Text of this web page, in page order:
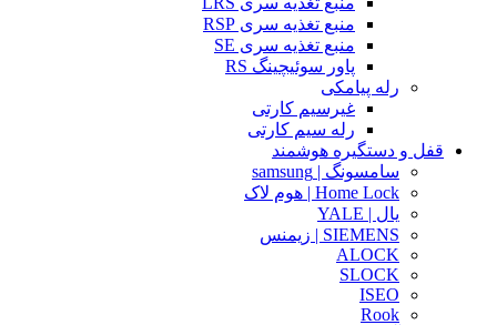
منبع تغذیه سری RSP
منبع تغذیه سری SE
پاور سوئیچینگ RS
رله پیامکی
غیرسیم کارتی
رله سیم کارتی
قفل و دستگیره هوشمند
سامسونگ | samsung
Home Lock | هوم لاک
یال | YALE
SIEMENS | زیمنس
ALOCK
SLOCK
ISEO
Rook